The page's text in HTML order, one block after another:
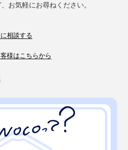
お気軽にお尋ねください。
相談する
様はこちらから